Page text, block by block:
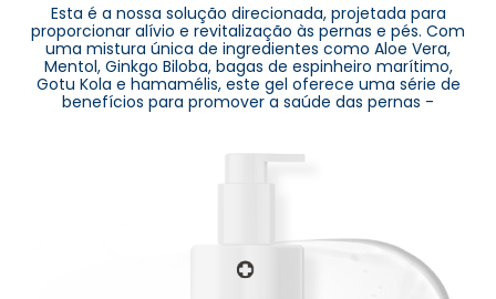
Esta é a nossa solução direcionada, projetada para
proporcionar alívio e revitalização às pernas e pés. Com
uma mistura única de ingredientes como Aloe Vera,
Mentol, Ginkgo Biloba, bagas de espinheiro marítimo,
Gotu Kola e hamamélis, este gel oferece uma série de
benefícios para promover a saúde das pernas -